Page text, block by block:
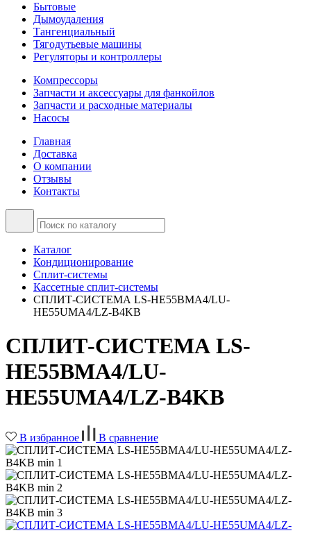
Бытовые
Дымоудаления
Тангенциальный
Тягодутьевые машины
Регуляторы и контроллеры
Компрессоры
Запчасти и аксессуары для фанкойлов
Запчасти и расходные материалы
Насосы
Главная
Доставка
О компании
Отзывы
Контакты
Каталог
Кондиционирование
Сплит-системы
Кассетные сплит-системы
СПЛИТ-СИСТЕМА LS-HE55BMA4/LU-
HE55UMA4/LZ-B4KB
СПЛИТ-СИСТЕМА LS-
HE55BMA4/LU-
HE55UMA4/LZ-B4KB
В избранное В сравнение